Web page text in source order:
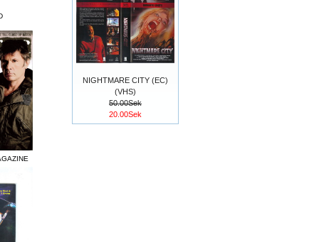
NIGHTMARE CITY (EC)
(VHS)
50.00Sek
20.00Sek